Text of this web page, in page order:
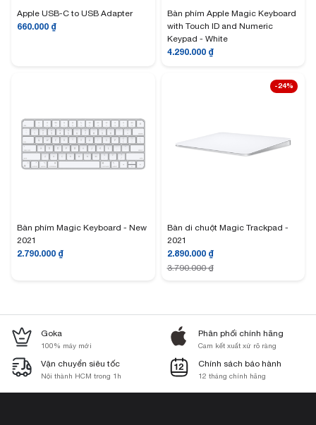
Apple USB-C to USB Adapter
660.000 ₫
Bàn phím Apple Magic Keyboard
with Touch ID and Numeric
Keypad - White
4.290.000 ₫
Bàn phím Magic Keyboard - New
2021
2.790.000 ₫
-24%
Bàn di chuột Magic Trackpad -
2021
2.890.000 ₫
3.790.000₫
Goka
100% máy mới
Phân phối chính hãng
Cam kết xuất xứ rõ ràng
Vận chuyển siêu tốc
Nội thành HCM trong 1h
Chính sách bảo hành
12 tháng chính hãng